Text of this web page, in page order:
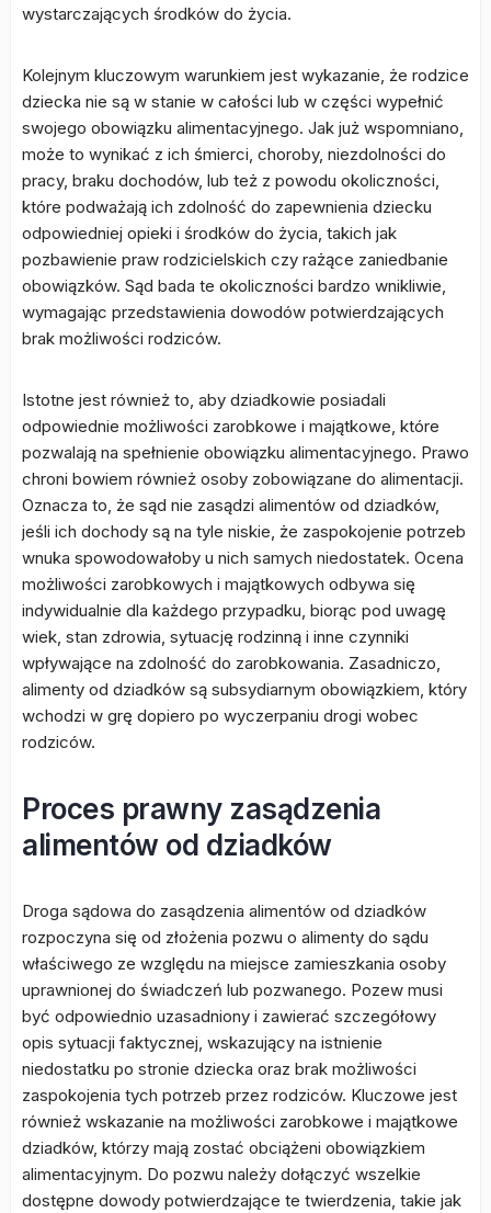
wystarczających środków do życia.
Kolejnym kluczowym warunkiem jest wykazanie, że rodzice
dziecka nie są w stanie w całości lub w części wypełnić
swojego obowiązku alimentacyjnego. Jak już wspomniano,
może to wynikać z ich śmierci, choroby, niezdolności do
pracy, braku dochodów, lub też z powodu okoliczności,
które podważają ich zdolność do zapewnienia dziecku
odpowiedniej opieki i środków do życia, takich jak
pozbawienie praw rodzicielskich czy rażące zaniedbanie
obowiązków. Sąd bada te okoliczności bardzo wnikliwie,
wymagając przedstawienia dowodów potwierdzających
brak możliwości rodziców.
Istotne jest również to, aby dziadkowie posiadali
odpowiednie możliwości zarobkowe i majątkowe, które
pozwalają na spełnienie obowiązku alimentacyjnego. Prawo
chroni bowiem również osoby zobowiązane do alimentacji.
Oznacza to, że sąd nie zasądzi alimentów od dziadków,
jeśli ich dochody są na tyle niskie, że zaspokojenie potrzeb
wnuka spowodowałoby u nich samych niedostatek. Ocena
możliwości zarobkowych i majątkowych odbywa się
indywidualnie dla każdego przypadku, biorąc pod uwagę
wiek, stan zdrowia, sytuację rodzinną i inne czynniki
wpływające na zdolność do zarobkowania. Zasadniczo,
alimenty od dziadków są subsydiarnym obowiązkiem, który
wchodzi w grę dopiero po wyczerpaniu drogi wobec
rodziców.
Proces prawny zasądzenia
alimentów od dziadków
Droga sądowa do zasądzenia alimentów od dziadków
rozpoczyna się od złożenia pozwu o alimenty do sądu
właściwego ze względu na miejsce zamieszkania osoby
uprawnionej do świadczeń lub pozwanego. Pozew musi
być odpowiednio uzasadniony i zawierać szczegółowy
opis sytuacji faktycznej, wskazujący na istnienie
niedostatku po stronie dziecka oraz brak możliwości
zaspokojenia tych potrzeb przez rodziców. Kluczowe jest
również wskazanie na możliwości zarobkowe i majątkowe
dziadków, którzy mają zostać obciążeni obowiązkiem
alimentacyjnym. Do pozwu należy dołączyć wszelkie
dostępne dowody potwierdzające te twierdzenia, takie jak